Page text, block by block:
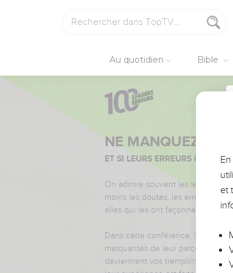
Au quotidien Bible
NE MANQUEZ PAS
ET SI LEURS ERREURS
On admire souvent les leaders
moins les doutes, les erreurs et
elles qui les ont façonnés.
Dans cette conférence, leaders,
marquantes de leur parcours et
deviennent vos tremplins. Que
et